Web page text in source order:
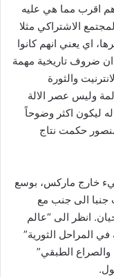
اقرب مما هي عليه
الاشتراكي مثلا
اي يعني انهم كانوا
ان ضروف تاريخية مهمة
والثورة
وليس عصر الالة
له ليكون اكثر وضوحاً
حكمت نتاج
خارج ماركس، بوسع
جنبا الى جنب مع
انظر الى “عالم
المراحل الثورية”
والصراع الطبقي”